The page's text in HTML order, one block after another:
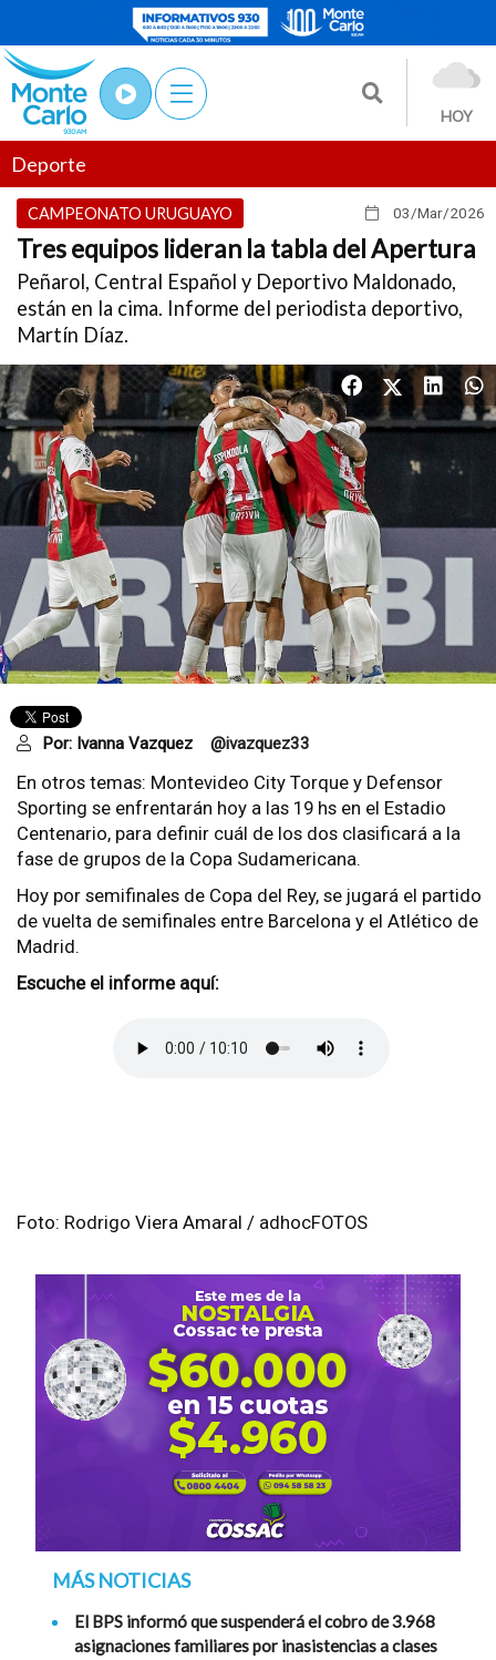
HOY
Deporte
03/Mar/2026
CAMPEONATO URUGUAYO
Tres equipos lideran la tabla del Apertura
Peñarol, Central Español y Deportivo Maldonado,
están en la cima. Informe del periodista deportivo,
Martín Díaz.
Por: Ivanna Vazquez @ivazquez33
En otros temas: Montevideo City Torque y Defensor
Sporting se enfrentarán hoy a las 19 hs en el Estadio
Centenario, para definir cuál de los dos clasificará a la
fase de grupos de la Copa Sudamericana.
Hoy por semifinales de Copa del Rey, se jugará el partido
de vuelta de semifinales entre Barcelona y el Atlético de
Madrid.
Escuche el informe aquí:
Foto: Rodrigo Viera Amaral / adhocFOTOS
MÁS NOTICIAS
El BPS informó que suspenderá el cobro de 3.968
asignaciones familiares por inasistencias a clases